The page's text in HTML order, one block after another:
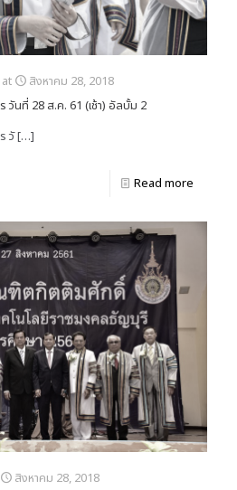
at
สิงหาคม 28, 2018
นที่ 28 ส.ค. 61 (เช้า) อัลบั้ม 2
วั[…]
Read more
สิงหาคม 28, 2018